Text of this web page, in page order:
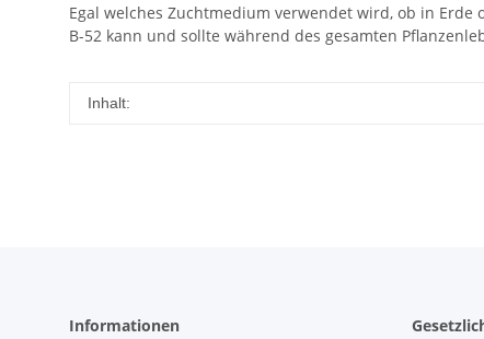
Egal welches Zuchtmedium verwendet wird, ob in
B-52 kann und sollte während des gesamten
Inhalt:
Informationen